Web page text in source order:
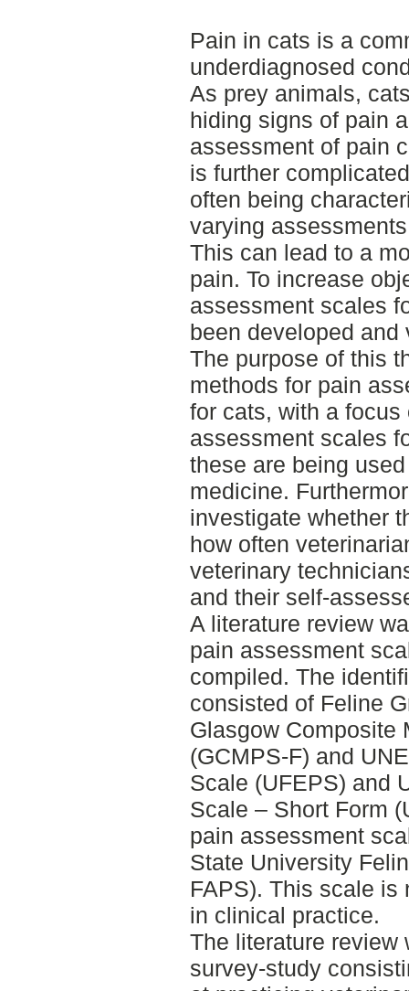
Pain in cats is a
underdiagnosed
As prey animals,
hiding signs of pain
assessment of pain
is further
often being
varying
This can lead to a
pain. To increase
assessment scales
been developed and
The purpose of this
methods for pain
for cats, with a
assessment scales
these are being
medicine.
investigate whether
how often
veterinary
and their self-
A literature review
pain assessment
compiled. The
consisted of Feline
Glasgow Composite
(GCMPS-F) and
Scale (UFEPS) and
Scale – Short Form
pain assessment
State University
FAPS). This scale is
in clinical practice.
The literature review
survey-study